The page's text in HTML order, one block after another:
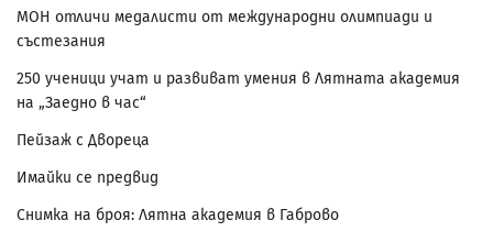
МОН отличи медалисти от международни олимпиади и
състезания
250 ученици учат и развиват умения в Лятната академия
на „Заедно в час“
Пейзаж с Двореца
Имайки се предвид
Снимка на броя: Лятна академия в Габрово